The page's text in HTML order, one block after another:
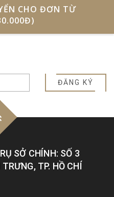
CHO ĐƠN TỪ
ĐĂNG KÝ
SỞ CHÍNH: SỐ 3
TP. HỒ CHÍ